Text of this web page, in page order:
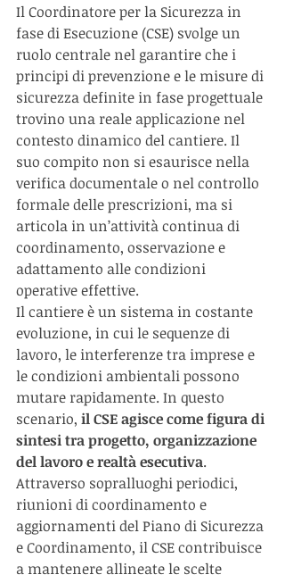
Il Coordinatore per la Sicurezza in
fase di Esecuzione (CSE) svolge un
ruolo centrale nel garantire che i
principi di prevenzione e le misure di
sicurezza definite in fase progettuale
trovino una reale applicazione nel
contesto dinamico del cantiere. Il
suo compito non si esaurisce nella
verifica documentale o nel controllo
formale delle prescrizioni, ma si
articola in un’attività continua di
coordinamento, osservazione e
adattamento alle condizioni
operative effettive.
Il cantiere è un sistema in costante
evoluzione, in cui le sequenze di
lavoro, le interferenze tra imprese e
le condizioni ambientali possono
mutare rapidamente. In questo
scenario, il CSE agisce come figura di
sintesi tra progetto, organizzazione
del lavoro e realtà esecutiva.
Attraverso sopralluoghi periodici,
riunioni di coordinamento e
aggiornamenti del Piano di Sicurezza
e Coordinamento, il CSE contribuisce
a mantenere allineate le scelte